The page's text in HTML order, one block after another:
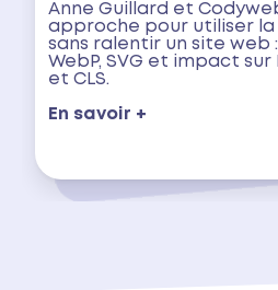
Anne Guillard et
approche pour utiliser
sans ralentir un site web
WebP, SVG et impact sur
et CLS.
En savoir +